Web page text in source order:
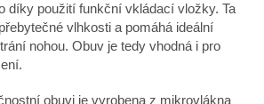
díky použití funkční vkládací vložky. Ta
vlhkosti a pomáhá ideální
nohou. Obuv je tedy vhodná i pro
obuvi je vyrobena z mikrovlákna